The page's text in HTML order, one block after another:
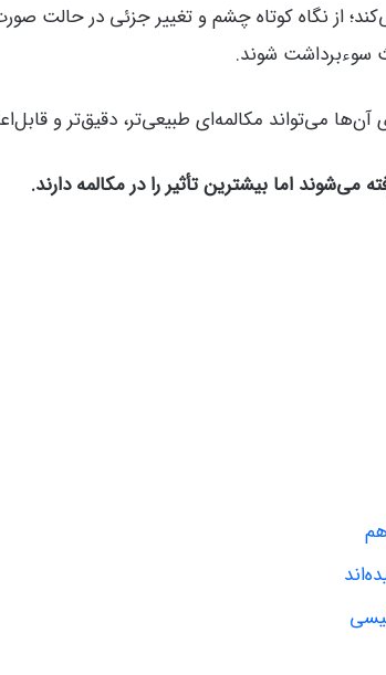
از نگاه کوتاه چشم و تغییر جزئی در
سوء‌برداشت شوند.
می‌تواند مکالمه‌ای طبیعی‌تر، دقیق‌تر و